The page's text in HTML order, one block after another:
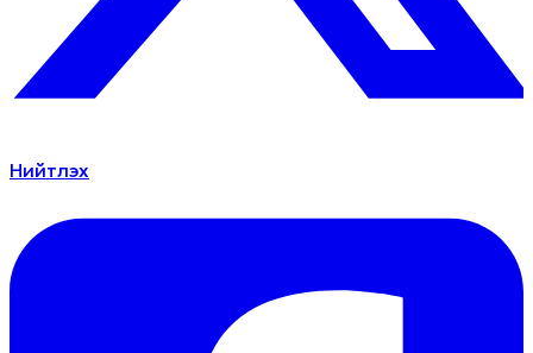
Нийтлэх